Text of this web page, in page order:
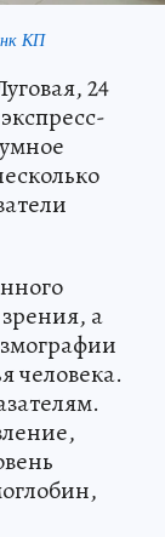
КП
24
а
человека.